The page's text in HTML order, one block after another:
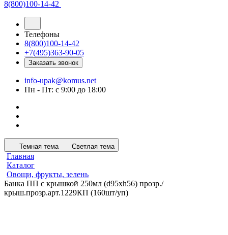
8(800)100-14-42
Телефоны
8(800)100-14-42
+7(495)363-90-05
Заказать звонок
info-upak@komus.net
Пн - Пт: с 9:00 до 18:00
Темная тема Светлая тема
Главная
Каталог
Овощи, фрукты, зелень
Банка ПП с крышкой 250мл (d95xh56) прозр./
крыш.прозр.арт.1229КП (160шт/уп)